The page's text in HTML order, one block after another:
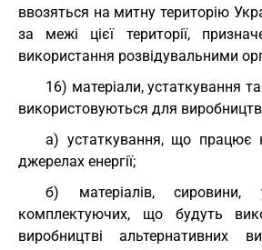
ввозяться на митну територію
за межі цієї території,
використання розвідувальними
16) матеріали, устаткування
використовуються для
а) устаткування, що працює
джерелах енергії;
б) матеріалів, сировини,
комплектуючих, що будуть
виробництві альтернативних